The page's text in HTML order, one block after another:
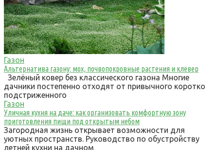
Газон
Альтернатива газону: мох, почвопокровные растения и клевер
Зелёный ковер без классического газона Многие
дачники постепенно отходят от привычного коротко
подстриженного
Газон
Уличная кухня на даче: как организовать комфортную зону
приготовления пищи под открытым небом
Загородная жизнь открывает возможности для
уютных пространств. Руководство по обустройству
летней кухни на дачном